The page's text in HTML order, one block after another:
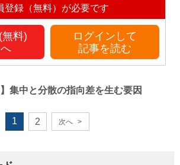
登録（無料）が必要です
料)
ログインして
記事を読む
集中と分散の指向差を生む要因
1 2 次へ >